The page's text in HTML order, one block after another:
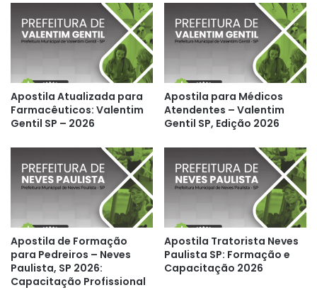
Apostila Atualizada para
Farmacêuticos: Valentim
Gentil SP – 2026
Apostila para Médicos
Atendentes – Valentim
Gentil SP, Edição 2026
Apostila de Formação
para Pedreiros – Neves
Paulista, SP 2026:
Capacitação Profissional
Apostila Tratorista Neves
Paulista SP: Formação e
Capacitação 2026